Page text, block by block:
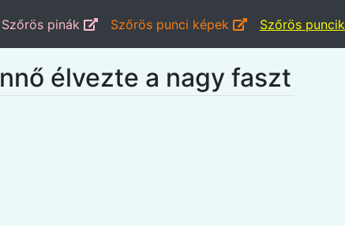
Szőrös pinák Szőrös punci képek Szőrös puncik
élvezte a nagy faszt